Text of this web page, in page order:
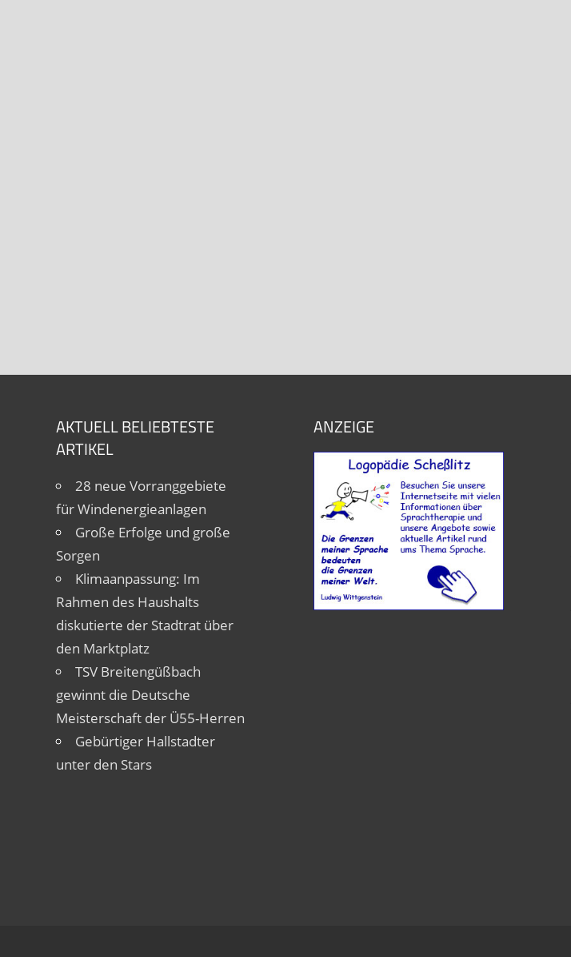
AKTUELL BELIEBTESTE
ARTIKEL
28 neue Vorranggebiete
für Windenergieanlagen
Große Erfolge und große
Sorgen
Klimaanpassung: Im
Rahmen des Haushalts
diskutierte der Stadtrat über
den Marktplatz
TSV Breitengüßbach
gewinnt die Deutsche
Meisterschaft der Ü55-Herren
Gebürtiger Hallstadter
unter den Stars
ANZEIGE